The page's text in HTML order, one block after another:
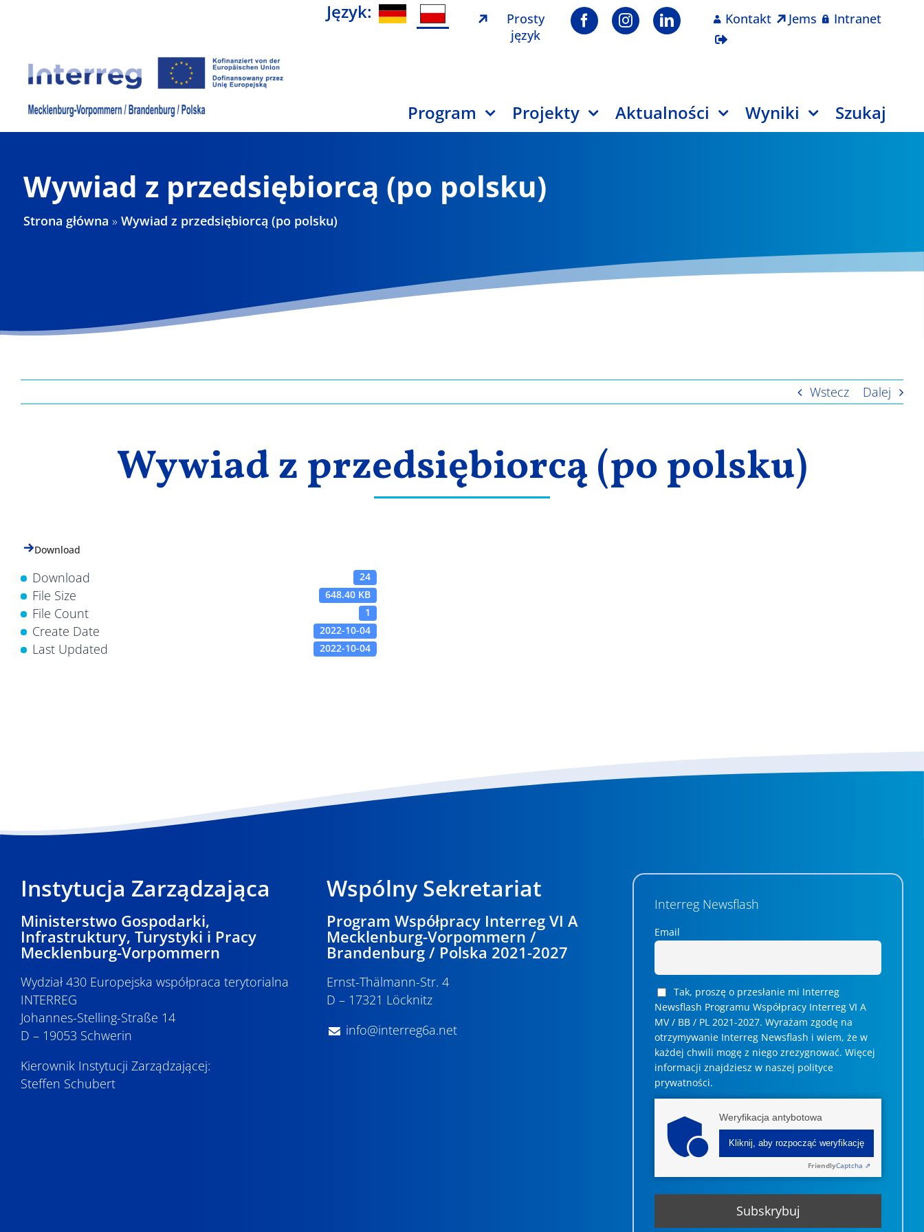
Język:
Prosty
język
Kontakt Jems Intranet
Program Projekty Aktualności Wyniki Szukaj
Wywiad z przedsiębiorcą (po polsku)
Strona główna »Wywiad z przedsiębiorcą (po polsku)
Wstecz Dalej
Wywiad z przedsiębiorcą (po polsku)
Download
Download 24
File Size 648.40 KB
File Count 1
Create Date 2022-10-04
Last Updated 2022-10-04
Instytucja Zarządzająca
Ministerstwo Gospodarki,
Infrastruktury, Turystyki i Pracy
Mecklenburg-Vorpommern
Wydział 430 Europejska współpraca terytorialna
INTERREG
Johannes-Stelling-Straße 14
D – 19053 Schwerin
Kierownik Instytucji Zarządzającej:
Steffen Schubert
Wspólny Sekretariat
Program Współpracy Interreg VI A
Mecklenburg-Vorpommern /
Brandenburg / Polska 2021-2027
Ernst-Thälmann-Str. 4
D – 17321 Löcknitz
info@interreg6a.net
Interreg Newsflash
Email
Tak, proszę o przesłanie mi Interreg
Newsflash Programu Współpracy Interreg VI A
MV / BB / PL 2021-2027. Wyrażam zgodę na
otrzymywanie Interreg Newsflash i wiem, że w
każdej chwili mogę z niego zrezygnować. ­­Więcej
informacji znajdziesz w naszej polityce
prywatności.
Weryfikacja antybotowa
Kliknij, aby rozpocząć weryfikację
FriendlyCaptcha ⇗